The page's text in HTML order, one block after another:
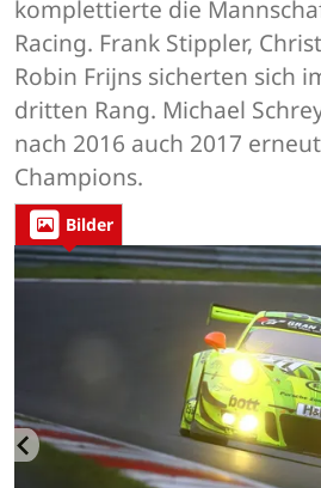
komplettierte die
Racing. Frank Stippler,
Robin Frijns sicherten sich
dritten Rang. Michael
nach 2016 auch 2017
Champions.
Bilder